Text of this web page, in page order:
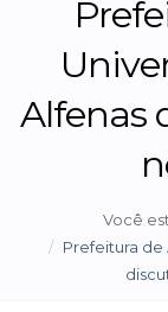
Alfenas
Você
Prefeitura de